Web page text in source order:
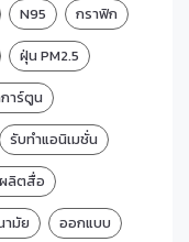
N95
กราฟิก
ฝุ่น PM2.5
าร์ตูน
รับทำแอนิเมชั่น
ลิตสื่อ
ามัย
ออกแบบ